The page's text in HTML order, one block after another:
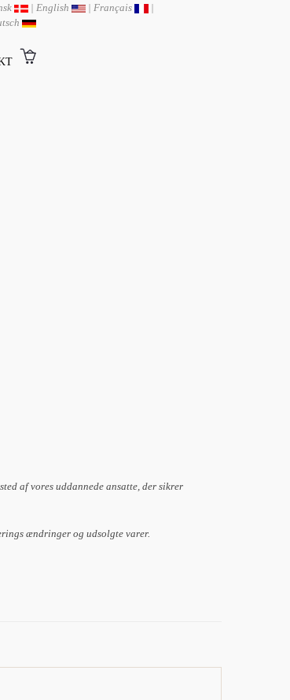
| English | Français
|
af vores uddannede ansatte, der sikrer
ændringer og udsolgte varer.